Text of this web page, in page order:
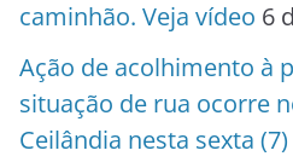
caminhão. Veja vídeo 6
Ação de acolhimento à
situação de rua ocorre
Ceilândia nesta sexta (7)